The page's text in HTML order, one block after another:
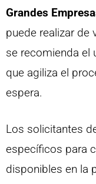
Grandes
puede realizar de
se recomienda el
que agiliza el
espera.
Los solicitantes
específicos para
disponibles en la